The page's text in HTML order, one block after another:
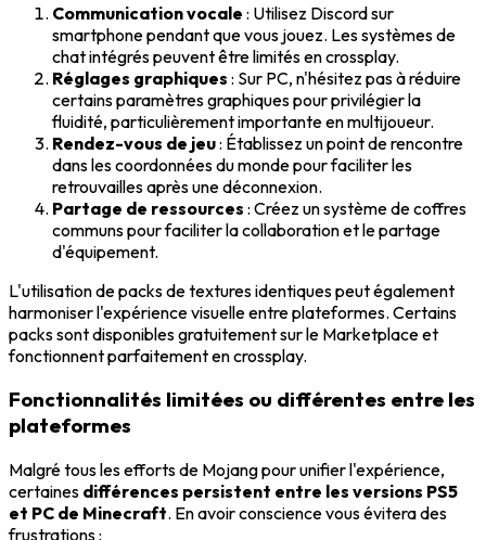
Communication vocale : Utilisez Discord sur
smartphone pendant que vous jouez. Les systèmes de
chat intégrés peuvent être limités en crossplay.
Réglages graphiques : Sur PC, n'hésitez pas à réduire
certains paramètres graphiques pour privilégier la
fluidité, particulièrement importante en multijoueur.
Rendez-vous de jeu: Établissez un point de rencontre
dans les coordonnées du monde pour faciliter les
retrouvailles après une déconnexion.
Partage de ressources : Créez un système de coffres
communs pour faciliter la collaboration et le partage
d'équipement.
L'utilisation de packs de textures identiques peut également
harmoniser l'expérience visuelle entre plateformes. Certains
packs sont disponibles gratuitement sur le Marketplace et
fonctionnent parfaitement en crossplay.
Fonctionnalités limitées ou différentes entre les
plateformes
Malgré tous les efforts de Mojang pour unifier l'expérience,
certaines différences persistent entre les versions PS5
et PC de Minecraft. En avoir conscience vous évitera des
frustrations :